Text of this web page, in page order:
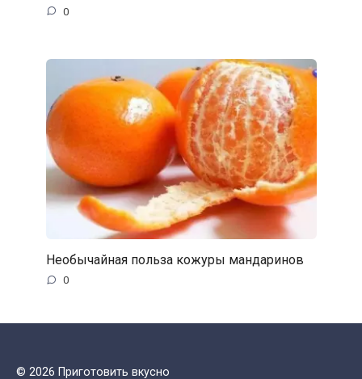
0
Необычайная польза кожуры мандаринов
0
© 2026 Приготовить вкусно